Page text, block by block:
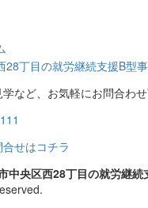
など、お気軽にお問合わせ
せはコチラ
中央区西28丁目の就労継続